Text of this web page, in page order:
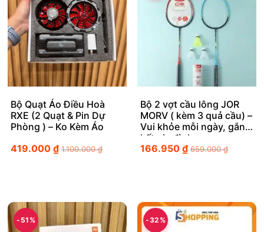
Bộ Quạt Áo Điều Hoà
RXE (2 Quạt & Pin Dự
Phòng ) – Ko Kèm Áo
419.000 ₫ 1.100.000₫
Bộ 2 vợt cầu lông JOR
MORV ( kèm 3 quả cầu) –
Vui khỏe mỗi ngày, gắn
kết gia đình
166.950₫ 659.000₫
-51% -32%